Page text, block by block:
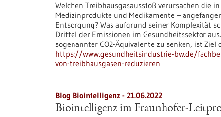
Welchen Treibhausgasausstoß verursachen die
Medizinprodukte und Medikamente –
Entsorgung? Was aufgrund seiner Komplexität
Drittel der Emissionen im Gesundheitssektor
sogenannter CO2-Äquivalente zu senken, ist Ziel
https://www.gesundheitsindustrie-bw.de/
von-treibhausgasen-reduzieren
Blog Biointelligenz - 21.06.2022
Biointelligenz im Fraunhofer-